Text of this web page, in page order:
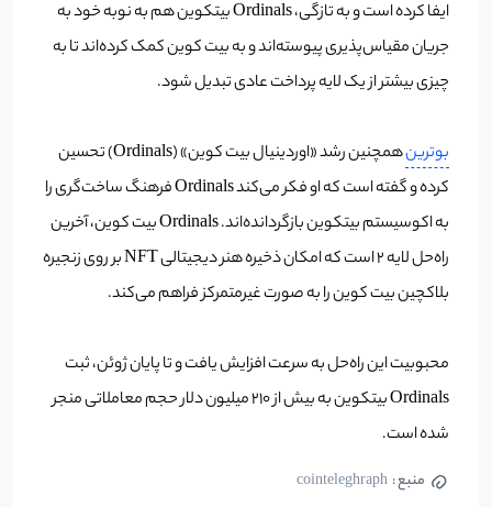
ایفا کرده است و به تازگی، Ordinals بیتکوین هم به نوبه خود به
جریان مقیاس‌پذیری پیوسته‌اند و به بیت کوین کمک کرده‌اند تا به
چیزی بیشتر از یک لایه پرداخت عادی تبدیل شود.
بوترین
همچنین رشد «اوردینیال بیت کوین» (Ordinals) تحسین
کرده و گفته است که او فکر می‌کند Ordinals فرهنگ ساخت‌گری را
به اکوسیستم بیتکوین بازگردانده‌اند. Ordinals بیت کوین، آخرین
راه‌حل لایه 2 است که امکان ذخیره هنر دیجیتالی NFT بر روی زنجیره
بلاکچین بیت کوین را به صورت غیرمتمرکز فراهم می‌کند.
محبوبیت این راه‌حل به سرعت افزایش یافت و تا پایان ژوئن، ثبت
Ordinals بیتکوین به بیش از ۲۱۰ میلیون دلار حجم معاملاتی منجر
شده است.
منبع : cointeleghraph